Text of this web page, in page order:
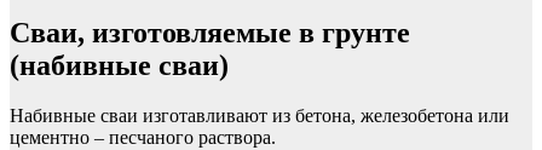
Сваи, изготовляемые в грунте
(набивные сваи)
Набивные сваи изготавливают из бетона, железобетона или
цементно – песчаного раствора.